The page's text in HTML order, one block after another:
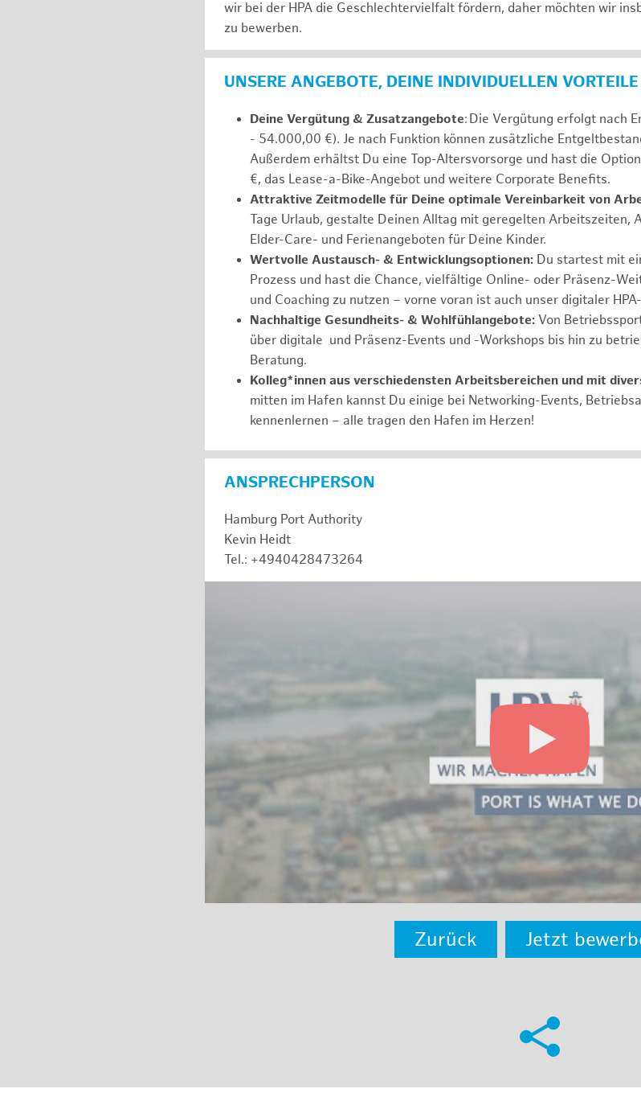
wir bei der HPA die Geschlechtervielfalt fördern, daher möchten wir
zu bewerben.
UNSERE ANGEBOTE, DEINE INDIVIDUELLEN VORTEILE
Deine Vergütung & Zusatzangebote: Die Vergütung erfolgt nach
- 54.000,00 €). Je nach Funktion können zusätzliche
Außerdem erhältst Du eine Top-Altersvorsorge und hast die
€, das Lease-a-Bike-Angebot und weitere Corporate Benefits.
Attraktive Zeitmodelle für Deine optimale Vereinbarkeit von
Tage Urlaub, gestalte Deinen Alltag mit geregelten Arbeitszeiten,
Elder-Care- und Ferienangeboten für Deine Kinder.
Wertvolle Austausch- & Entwicklungsoptionen: Du startest mit
Prozess und hast die Chance, vielfältige Online- oder Präsenz-
und Coaching zu nutzen – vorne voran ist auch unser digitaler
Nachhaltige Gesundheits- & Wohlfühlangebote: Von
über digitale und Präsenz-Events und -Workshops bis hin zu
Beratung.
Kolleg*innen aus verschiedensten Arbeitsbereichen und mit
mitten im Hafen kannst Du einige bei Networking-Events,
kennenlernen – alle tragen den Hafen im Herzen!
ANSPRECHPERSON
Hamburg Port Authority
Kevin Heidt
Tel.: +4940428473264
Zurück Jetzt